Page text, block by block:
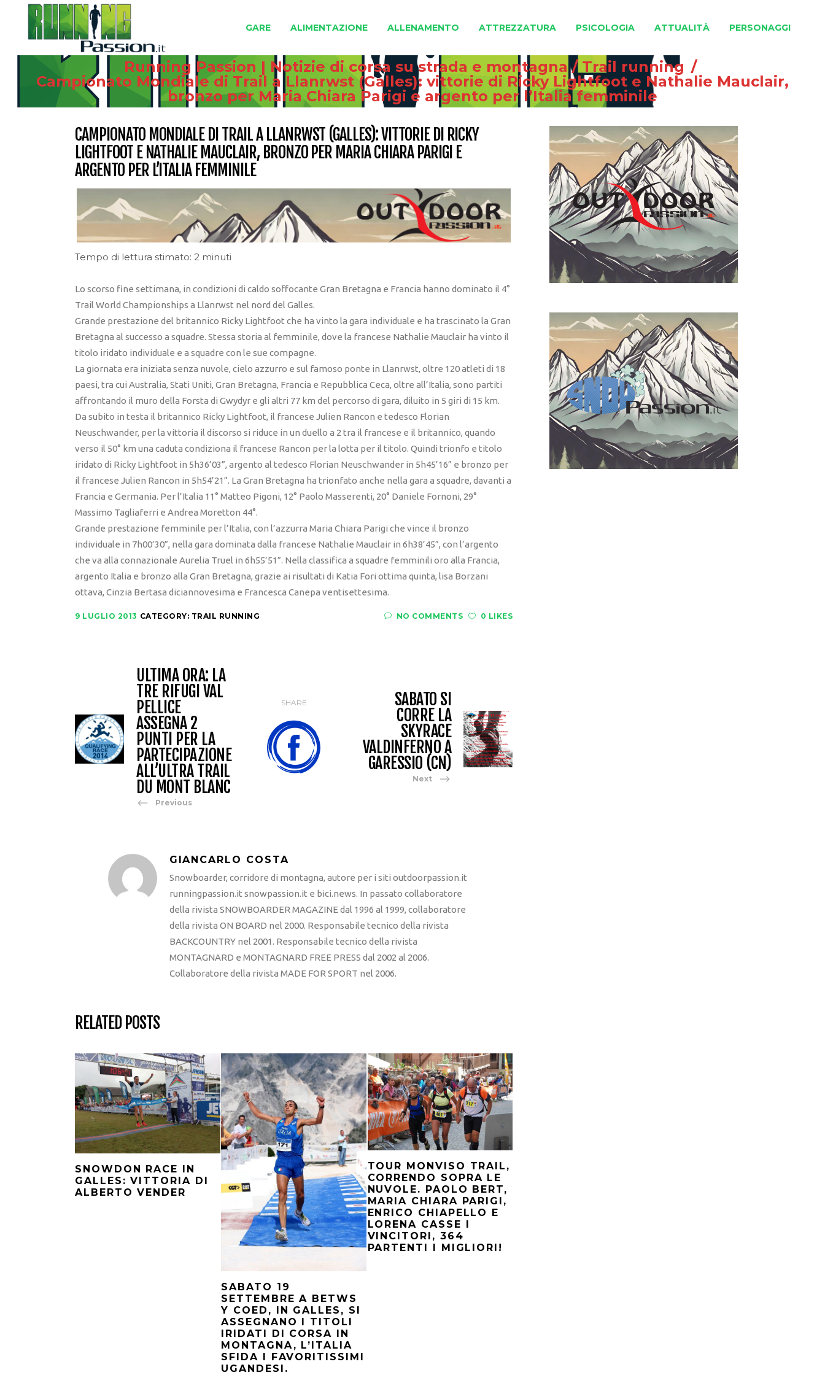
GARE ALIMENTAZIONE ALLENAMENTO ATTREZZATURA PSICOLOGIA ATTUALITÀ PERSONAGGI
Running Passion | Notizie di corsa su strada e montagna / Trail running /
Campionato Mondiale di Trail a Llanrwst (Galles): vittorie di Ricky Lightfoot e Nathalie Mauclair,
bronzo per Maria Chiara Parigi e argento per l’Italia femminile
CAMPIONATO MONDIALE DI TRAIL A LLANRWST (GALLES): VITTORIE DI RICKY
LIGHTFOOT E NATHALIE MAUCLAIR, BRONZO PER MARIA CHIARA PARIGI E
ARGENTO PER L’ITALIA FEMMINILE
Tempo di lettura stimato: 2 minuti
Lo scorso fine settimana, in condizioni di caldo soffocante Gran Bretagna e Francia hanno dominato il 4°
Trail World Championships a Llanrwst nel nord del Galles.
Grande prestazione del britannico Ricky Lightfoot che ha vinto la gara individuale e ha trascinato la Gran
Bretagna al successo a squadre. Stessa storia al femminile, dove la francese Nathalie Mauclair ha vinto il
titolo iridato individuale e a squadre con le sue compagne.
La giornata era iniziata senza nuvole, cielo azzurro e sul famoso ponte in Llanrwst, oltre 120 atleti di 18
paesi, tra cui Australia, Stati Uniti, Gran Bretagna, Francia e Repubblica Ceca, oltre all’Italia, sono partiti
affrontando il muro della Forsta di Gwydyr e gli altri 77 km del percorso di gara, diluito in 5 giri di 15 km.
Da subito in testa il britannico Ricky Lightfoot, il francese Julien Rancon e tedesco Florian
Neuschwander, per la vittoria il discorso si riduce in un duello a 2 tra il francese e il britannico, quando
verso il 50° km una caduta condiziona il francese Rancon per la lotta per il titolo. Quindi trionfo e titolo
iridato di Ricky Lightfoot in 5h36’03”, argento al tedesco Florian Neuschwander in 5h45’16” e bronzo per
il francese Julien Rancon in 5h54’21”. La Gran Bretagna ha trionfato anche nella gara a squadre, davanti a
Francia e Germania. Per l’Italia 11° Matteo Pigoni, 12° Paolo Masserenti, 20° Daniele Fornoni, 29°
Massimo Tagliaferri e Andrea Moretton 44°.
Grande prestazione femminile per l’Italia, con l’azzurra Maria Chiara Parigi che vince il bronzo
individuale in 7h00’30”, nella gara dominata dalla francese Nathalie Mauclair in 6h38’45”, con l’argento
che va alla connazionale Aurelia Truel in 6h55’51”. Nella classifica a squadre femminili oro alla Francia,
argento Italia e bronzo alla Gran Bretagna, grazie ai risultati di Katia Fori ottima quinta, lisa Borzani
ottava, Cinzia Bertasa diciannovesima e Francesca Canepa ventisettesima.
9 LUGLIO 2013 CATEGORY: TRAIL RUNNING NO COMMENTS 0 LIKES
ULTIMA ORA: LA
TRE RIFUGI VAL
PELLICE
ASSEGNA 2
PUNTI PER LA
PARTECIPAZIONE
ALL’ULTRA TRAIL
DU MONT BLANC
Previous
SHARE
SABATO SI
CORRE LA
SKYRACE
VALDINFERNO A
GARESSIO (CN)
Next
GIANCARLO COSTA
Snowboarder, corridore di montagna, autore per i siti outdoorpassion.it
runningpassion.it snowpassion.it e bici.news. In passato collaboratore
della rivista SNOWBOARDER MAGAZINE dal 1996 al 1999, collaboratore
della rivista ON BOARD nel 2000. Responsabile tecnico della rivista
BACKCOUNTRY nel 2001. Responsabile tecnico della rivista
MONTAGNARD e MONTAGNARD FREE PRESS dal 2002 al 2006.
Collaboratore della rivista MADE FOR SPORT nel 2006.
RELATED POSTS
SNOWDON RACE IN
GALLES: VITTORIA DI
ALBERTO VENDER
SABATO 19
SETTEMBRE A BETWS
Y COED, IN GALLES, SI
ASSEGNANO I TITOLI
IRIDATI DI CORSA IN
MONTAGNA, L’ITALIA
SFIDA I FAVORITISSIMI
UGANDESI.
TOUR MONVISO TRAIL,
CORRENDO SOPRA LE
NUVOLE. PAOLO BERT,
MARIA CHIARA PARIGI,
ENRICO CHIAPELLO E
LORENA CASSE I
VINCITORI, 364
PARTENTI I MIGLIORI!